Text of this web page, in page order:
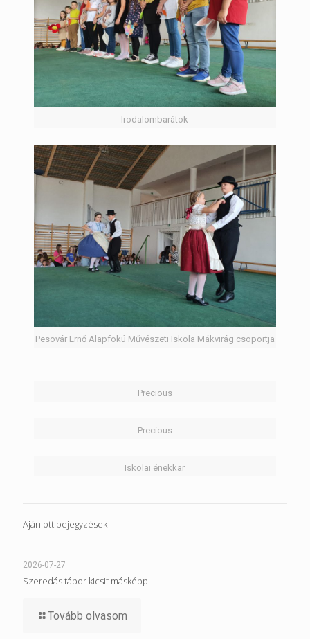
Irodalombarátok
Pesovár Ernő Alapfokú Művészeti Iskola Mákvirág csoportja
Precious
Precious
Iskolai énekkar
Ajánlott bejegyzések
2026-07-27
Szeredás tábor kicsit másképp
Tovább olvasom